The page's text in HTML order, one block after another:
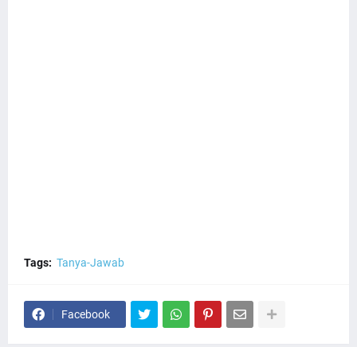
Tags: Tanya-Jawab
Facebook